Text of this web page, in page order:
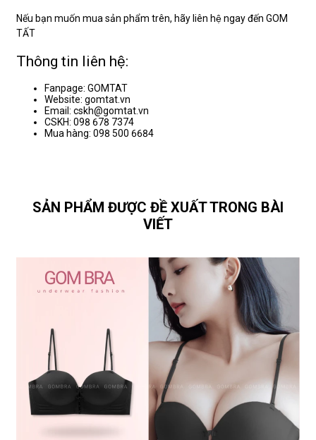
Nếu bạn muốn mua sản phẩm trên, hãy liên hệ ngay đến GOM
TẤT
Thông tin liên hệ:
Fanpage: GOMTAT
Website: gomtat.vn
Email: cskh@gomtat.vn
CSKH: 098 678 7374
Mua hàng: 098 500 6684
SẢN PHẨM ĐƯỢC ĐỀ XUẤT TRONG BÀI
VIẾT